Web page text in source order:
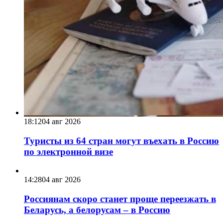
18:1204 авг 2026
Туристы из 64 стран могут въехать в Россию
по электронной визе
14:2804 авг 2026
Россиянам скоро станет проще переезжать в
Беларусь, а белорусам – в Россию